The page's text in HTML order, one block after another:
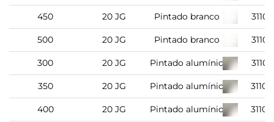
450 20 JG Pintado branco
500 20 JG Pintado branco
300 20 JG Pintado alumínio
350 20 JG Pintado alumínio
400 20 JG Pintado alumínio